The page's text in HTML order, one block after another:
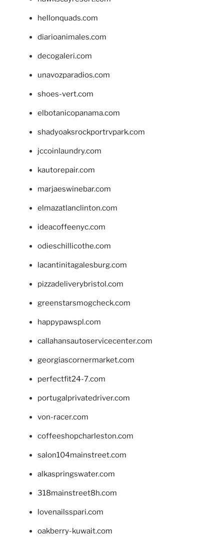
hellonquads.com
diarioanimales.com
decogaleri.com
unavozparadios.com
shoes-vert.com
elbotanicopanama.com
shadyoaksrockportrvpark.com
jccoinlaundry.com
kautorepair.com
marjaeswinebar.com
elmazatlanclinton.com
ideacoffeenyc.com
odieschillicothe.com
lacantinitagalesburg.com
pizzadeliverybristol.com
greenstarsmogcheck.com
happypawspl.com
callahansautoservicecenter.com
georgiascornermarket.com
perfectfit24-7.com
portugalprivatedriver.com
von-racer.com
coffeeshopcharleston.com
salon104mainstreet.com
alkaspringswater.com
318mainstreet8h.com
lovenailsspari.com
oakberry-kuwait.com